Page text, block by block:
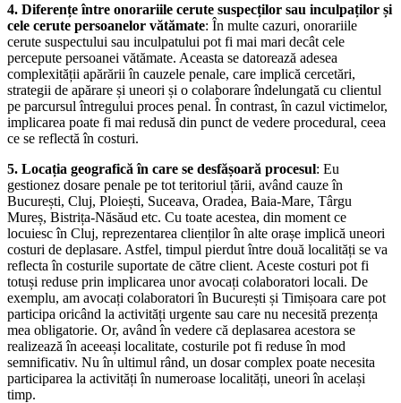
4. Diferențe între onorariile cerute suspecților sau inculpaților și
cele cerute persoanelor vătămate: În multe cazuri, onorariile
cerute suspectului sau inculpatului pot fi mai mari decât cele
percepute persoanei vătămate. Aceasta se datorează adesea
complexității apărării în cauzele penale, care implică cercetări,
strategii de apărare și uneori și o colaborare îndelungată cu clientul
pe parcursul întregului proces penal. În contrast, în cazul victimelor,
implicarea poate fi mai redusă din punct de vedere procedural, ceea
ce se reflectă în costuri.
5. Locația geografică în care se desfășoară procesul: Eu
gestionez dosare penale pe tot teritoriul țării, având cauze în
București, Cluj, Ploiești, Suceava, Oradea, Baia-Mare, Târgu
Mureș, Bistrița-Năsăud etc. Cu toate acestea, din moment ce
locuiesc în Cluj, reprezentarea clienților în alte orașe implică uneori
costuri de deplasare. Astfel, timpul pierdut între două localități se va
reflecta în costurile suportate de către client. Aceste costuri pot fi
totuși reduse prin implicarea unor avocați colaboratori locali. De
exemplu, am avocați colaboratori în București și Timișoara care pot
participa oricând la activități urgente sau care nu necesită prezența
mea obligatorie. Or, având în vedere că deplasarea acestora se
realizează în aceeași localitate, costurile pot fi reduse în mod
semnificativ. Nu în ultimul rând, un dosar complex poate necesita
participarea la activități în numeroase localități, uneori în același
timp.